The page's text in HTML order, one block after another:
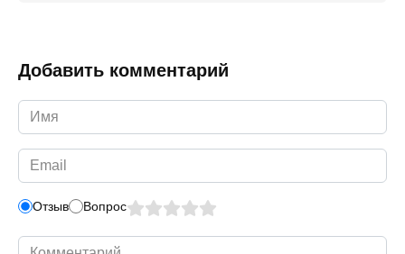
Добавить комментарий
Имя
*
Email
*
Отзыв Вопрос
Комментарий